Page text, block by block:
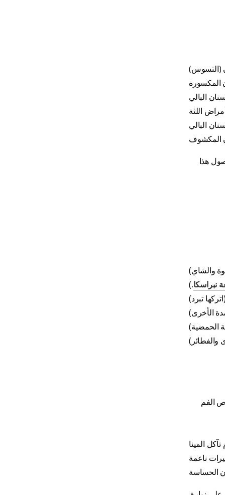
(التسوس)
المكسورة
البالي
اللثة
البالي
المكشوف
هذا
والشاي)
نبراسكا.)
تبرد)
الأخرى)
الحمضية)
والفطائر)
الفم
المينا
ناعمة
الحساسة